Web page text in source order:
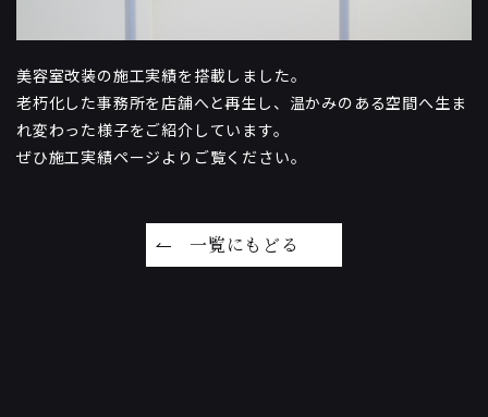
美容室改装の施工実績を搭載しました。
老朽化した事務所を店舗へと再生し、温かみのある空間へ生ま
れ変わった様子をご紹介しています。
ぜひ施工実績ページよりご覧ください。
一覧にもどる